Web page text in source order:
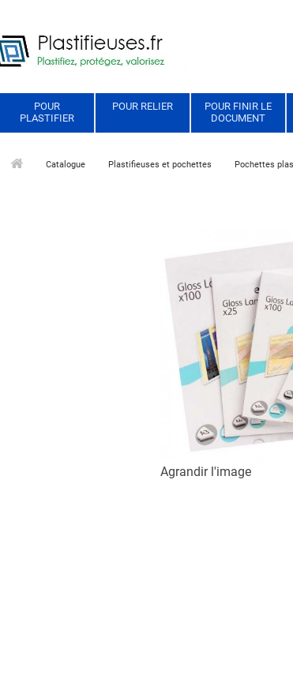
POUR
PLASTIFIER
POUR RELIER
POUR FINIR LE
DOCUMENT
Catalogue Plastifieuses et pochettes Pochettes
Agrandir l'image